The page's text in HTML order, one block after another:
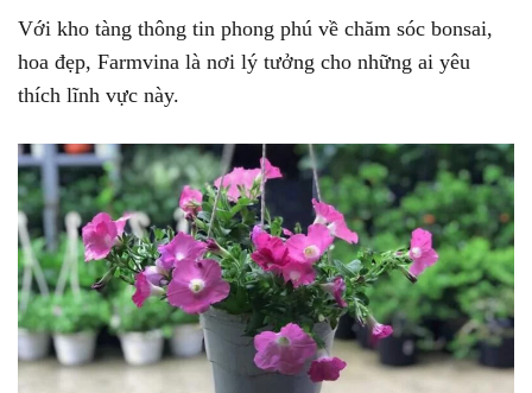
Với kho tàng thông tin phong phú về chăm sóc bonsai,
hoa đẹp, Farmvina là nơi lý tưởng cho những ai yêu
thích lĩnh vực này.